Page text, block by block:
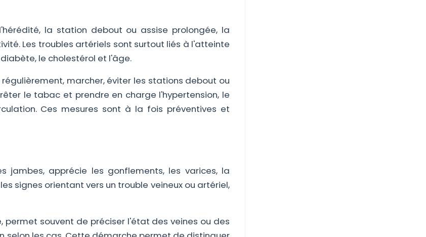
la station debout ou assise prolongée, la
Les troubles artériels sont surtout liés à l'atteinte
le cholestérol et l'âge.
marcher, éviter les stations debout ou
le tabac et prendre en charge l'hypertension, le
Ces mesures sont à la fois préventives et
jambes, apprécie les gonflements, les varices, la
signes orientant vers un trouble veineux ou artériel,
permet souvent de préciser l'état des veines ou des